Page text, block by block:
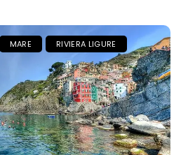
MARE RIVIERA LIGURE